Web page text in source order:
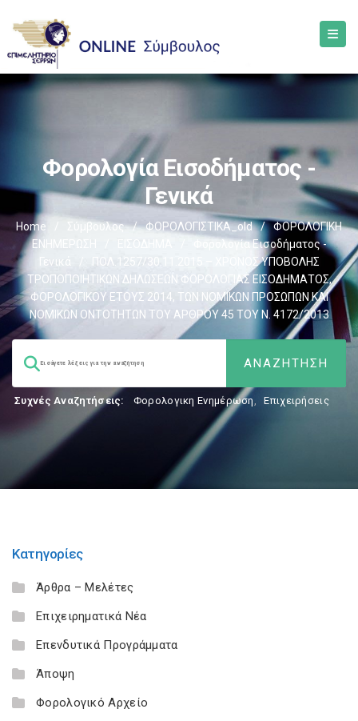
Φορολογία Εισοδήματος -
Γενικά
Home Σύμβουλος / ΦΟΡΟΛΟΓΙΣΤΙΚΑ_old /
ΦΟΡΟΛΟΓΙΚΗ
ΕΝΗΜΕΡΩΣΗ
Φορολογία Εισοδήματος -
Γενικά
ΠΟΛ.1257/30.11.2015 – ΧΡΟΝΟΣ ΥΠΟΒΟΛΗΣ
ΤΡΟΠΟΠΟΙΗΤΙΚΩΝ ΔΗΛΩΣΕΩΝ ΦΟΡΟΛΟΓΙΑΣ ΕΙΣΟΔΗΜΑΤΟΣ,
ΦΟΡΟΛΟΓΙΚΟΥ ΕΤΟΥΣ 2014, ΤΩΝ ΝΟΜΙΚΩΝ ΠΡΟΣΩΠΩΝ ΚΑΙ
ΝΟΜΙΚΩΝ ΟΝΤΟΤΗΤΩΝ ΤΟΥ ΑΡΘΡΟΥ 45 ΤΟΥ Ν. 4172/2013
Συχνές Αναζητήσεις: Φορολογικη Ενημέρωση, Επιχειρήσεις
Κατηγορίες
Άρθρα – Μελέτες
Επιχειρηματικά Νέα
Επενδυτικά Προγράμματα
Άποψη
Φορολογικό Αρχείο